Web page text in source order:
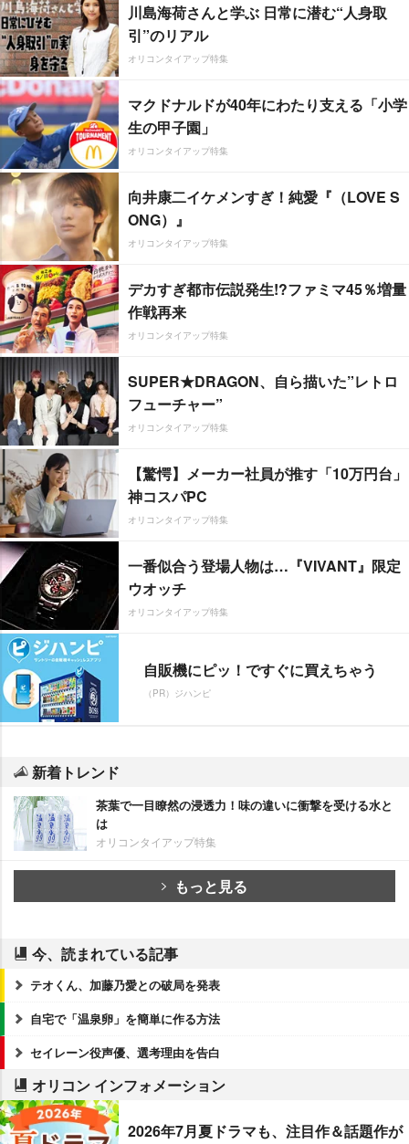
川島海荷さんと学ぶ 日常に潜む“人身取
引”のリアル
オリコンタイアップ特集
マクドナルドが40年にわたり支える「小学
生の甲子園」
オリコンタイアップ特集
向井康二イケメンすぎ！純愛『（LOVE S
ONG）』
オリコンタイアップ特集
デカすぎ都市伝説発生!?ファミマ45％増量
作戦再来
オリコンタイアップ特集
SUPER★DRAGON、自ら描いた”レトロ
フューチャー”
オリコンタイアップ特集
【驚愕】メーカー社員が推す「10万円台」
神コスパPC
オリコンタイアップ特集
一番似合う登場人物は…『VIVANT』限定
ウオッチ
オリコンタイアップ特集
自販機にピッ！ですぐに買えちゃう
（PR）ジハンピ
新着トレンド
茶葉で一目瞭然の浸透力！味の違いに衝撃を受ける水と
は
オリコンタイアップ特集
もっと見る
今、読まれている記事
テオくん、加藤乃愛との破局を発表
自宅で「温泉卵」を簡単に作る方法
セイレーン役声優、選考理由を告白
オリコン インフォメーション
2026年7月夏ドラマも、注目作＆話題作が